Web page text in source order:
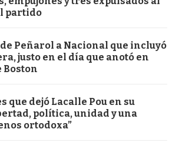
partido
Peñarol a Nacional que incluyó
justo en el día que anotó en
Boston
que dejó Lacalle Pou en su
política, unidad y una
ortodoxa”